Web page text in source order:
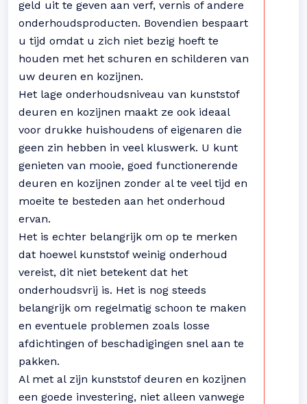
geld uit te geven aan verf, vernis of andere
onderhoudsproducten. Bovendien bespaart
u tijd omdat u zich niet bezig hoeft te
houden met het schuren en schilderen van
uw deuren en kozijnen.
Het lage onderhoudsniveau van kunststof
deuren en kozijnen maakt ze ook ideaal
voor drukke huishoudens of eigenaren die
geen zin hebben in veel kluswerk. U kunt
genieten van mooie, goed functionerende
deuren en kozijnen zonder al te veel tijd en
moeite te besteden aan het onderhoud
ervan.
Het is echter belangrijk om op te merken
dat hoewel kunststof weinig onderhoud
vereist, dit niet betekent dat het
onderhoudsvrij is. Het is nog steeds
belangrijk om regelmatig schoon te maken
en eventuele problemen zoals losse
afdichtingen of beschadigingen snel aan te
pakken.
Al met al zijn kunststof deuren en kozijnen
een goede investering, niet alleen vanwege